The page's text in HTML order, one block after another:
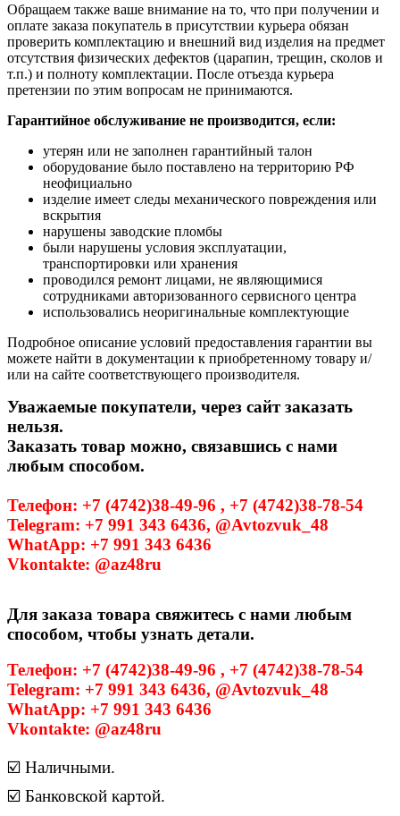
Обращаем также ваше внимание на то, что при получении и
оплате заказа покупатель в присутствии курьера обязан
проверить комплектацию и внешний вид изделия на предмет
отсутствия физических дефектов (царапин, трещин, сколов и
т.п.) и полноту комплектации. После отъезда курьера
претензии по этим вопросам не принимаются.
Гарантийное обслуживание не производится, если:
утерян или не заполнен гарантийный талон
оборудование было поставлено на территорию РФ
неофициально
изделие имеет следы механического повреждения или
вскрытия
нарушены заводские пломбы
были нарушены условия эксплуатации,
транспортировки или хранения
проводился ремонт лицами, не являющимися
сотрудниками авторизованного сервисного центра
использовались неоригинальные комплектующие
Подробное описание условий предоставления гарантии вы
можете найти в документации к приобретенному товару и/
или на сайте соответствующего производителя.
Уважаемые покупатели, через сайт заказать
нельзя.
Заказать товар можно, связавшись с нами
любым способом.
Телефон: +7 (4742)38-49-96 , +7 (4742)38-78-54
Telegram: +7 991 343 6436, @Avtozvuk_48
WhatApp: +7 991 343 6436
Vkontakte: @az48ru
Для заказа товара свяжитесь с нами любым
способом, чтобы узнать детали.
Телефон: +7 (4742)38-49-96 , +7 (4742)38-78-54
Telegram: +7 991 343 6436, @Avtozvuk_48
WhatApp: +7 991 343 6436
Vkontakte: @az48ru
☑️ Наличными.
☑️ Банковской картой.